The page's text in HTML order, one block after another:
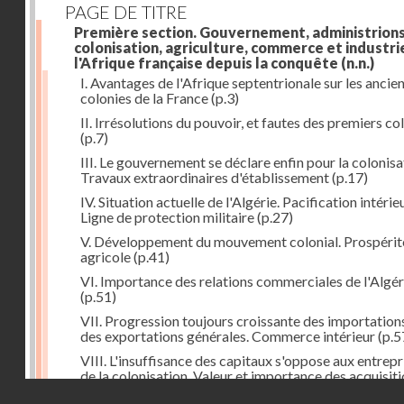
PAGE DE TITRE
Première section. Gouvernement,
colonisation, agriculture, commerce et
l'Afrique française depuis la conquête (n.n.)
I. Avantages de l'Afrique septentrionale sur les
colonies de la France(p.3)
II. Irrésolutions du pouvoir, et fautes des premiers
(p.7)
III. Le gouvernement se déclare enfin pour la
Travaux extraordinaires d'établissement(p.17)
IV. Situation actuelle de l'Algérie. Pacification
Ligne de protection militaire(p.27)
V. Développement du mouvement colonial.
agricole(p.41)
VI. Importance des relations commerciales de
(p.51)
VII. Progression toujours croissante des
des exportations générales. Commerce intérieur
VIII. L'insuffisance des capitaux s'oppose aux
de la colonisation. Valeur et importance des